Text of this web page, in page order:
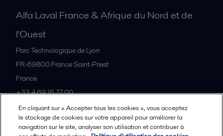
Alfa Laval France & Afrique du Nord et de
l'Ouest
Parc Technologique de Lyon
FR-69800 France Saint-Priest
France
+33 4 69 16 77 00
Tous les bureaux et partenaires
En cliquant sur « Accepter tous les cookies », vous acceptez
le stockage de cookies sur votre appareil pour améliorer la
navigation sur le site, analyser son utilisation et contribuer à